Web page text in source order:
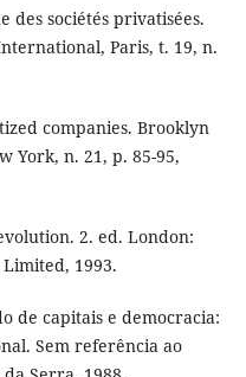
des sociétés privatisées.
Paris, t. 19, n.
companies. Brooklyn
York, n. 21, p. 85-95,
2. ed. London:
1993.
de capitais e democracia:
Sem referência ao